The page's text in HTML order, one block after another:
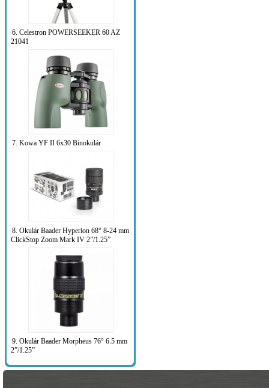
6. Celestron POWERSEEKER 60 AZ
21041
7. Kowa YF II 6x30 Binokulár
8. Okulár Baader Hyperion 68° 8-24 mm
ClickStop Zoom Mark IV 2”/1.25”
9. Okulár Baader Morpheus 76° 6.5 mm
2”/1.25”